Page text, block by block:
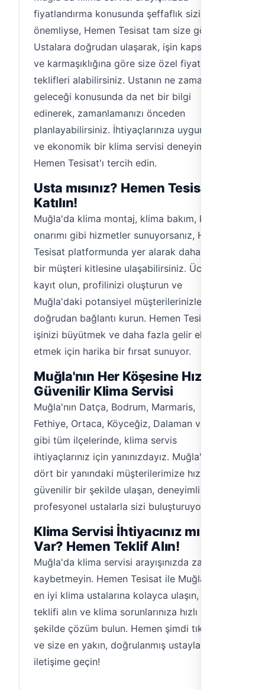
fiyatlandırma konusunda şeffaflık sizin için
önemliyse, Hemen Tesisat tam size göre.
Ustalara doğrudan ulaşarak, işin kapsamına
ve karmaşıklığına göre size özel fiyat
teklifleri alabilirsiniz. Ustanın ne zaman
geleceği konusunda da net bir bilgi
edinerek, zamanlamanızı önceden
planlayabilirsiniz. İhtiyaçlarınıza uygun, hızlı
ve ekonomik bir klima servisi deneyimi için
Hemen Tesisat'ı tercih edin.
Usta mısınız? Hemen Tesisat'a
Katılın!
Muğla'da klima montaj, klima bakım, klima
onarımı gibi hizmetler sunuyorsanız, Hemen
Tesisat platformunda yer alarak daha geniş
bir müşteri kitlesine ulaşabilirsiniz. Ücretsiz
kayıt olun, profilinizi oluşturun ve
Muğla'daki potansiyel müşterilerinizle
doğrudan bağlantı kurun. Hemen Tesisat,
işinizi büyütmek ve daha fazla gelir elde
etmek için harika bir fırsat sunuyor.
Muğla'nın Her Köşesine Hızlı ve
Güvenilir Klima Servisi
Muğla'nın Datça, Bodrum, Marmaris,
Fethiye, Ortaca, Köyceğiz, Dalaman ve Ula
gibi tüm ilçelerinde, klima servis
ihtiyaçlarınız için yanınızdayız. Muğla'nın
dört bir yanındaki müşterilerimize hızlı ve
güvenilir bir şekilde ulaşan, deneyimli ve
profesyonel ustalarla sizi buluşturuyoruz.
Klima Servisi İhtiyacınız mı
Var? Hemen Teklif Alın!
Muğla'da klima servisi arayışınızda zaman
kaybetmeyin. Hemen Tesisat ile Muğla'nın
en iyi klima ustalarına kolayca ulaşın, fiyat
teklifi alın ve klima sorunlarınıza hızlı bir
şekilde çözüm bulun. Hemen şimdi tıklayın
ve size en yakın, doğrulanmış ustayla
iletişime geçin!